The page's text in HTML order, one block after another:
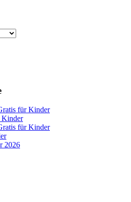
für Kinder
Kinder
für Kinder
2026